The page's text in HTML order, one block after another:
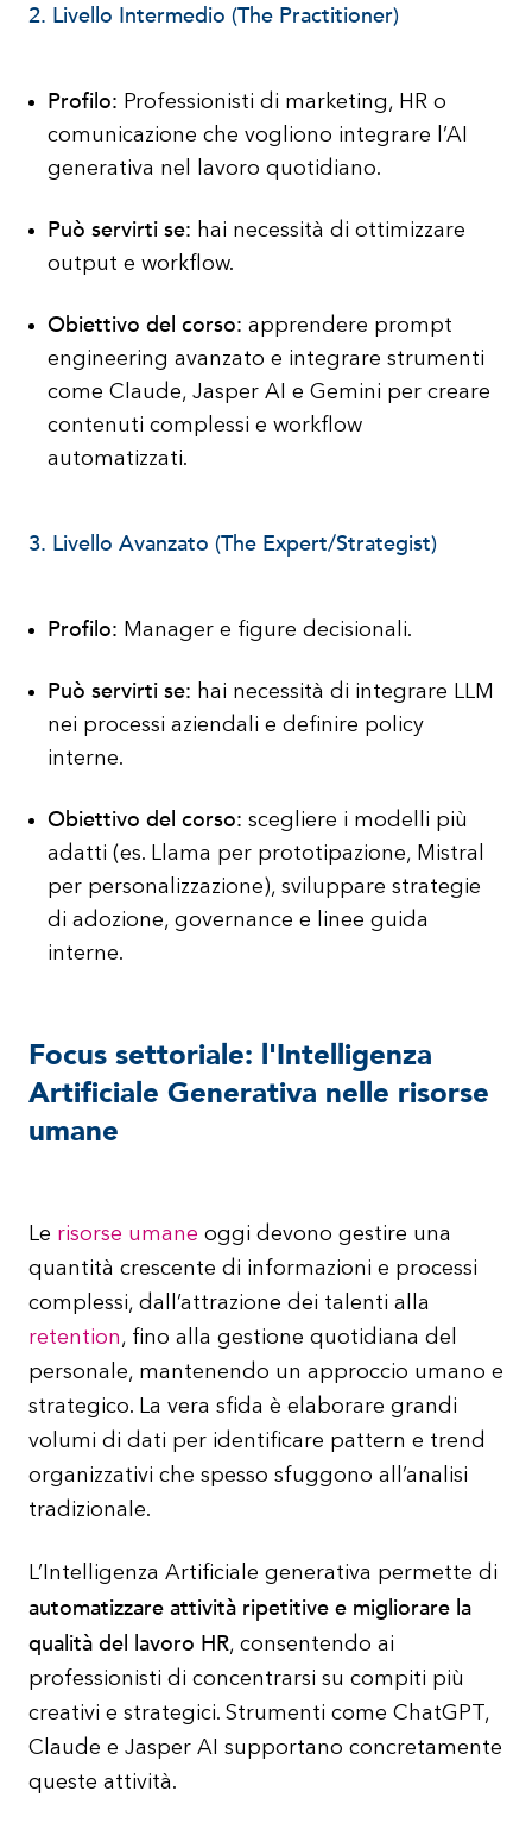
2. Livello Intermedio (The Practitioner)
Profilo: Professionisti di marketing, HR o
comunicazione che vogliono integrare l’AI
generativa nel lavoro quotidiano.
Può servirti se: hai necessità di ottimizzare
output e workflow.
Obiettivo del corso: apprendere prompt
engineering avanzato e integrare strumenti
come Claude, Jasper AI e Gemini per creare
contenuti complessi e workflow
automatizzati.
3. Livello Avanzato (The Expert/Strategist)
Profilo: Manager e figure decisionali.
Può servirti se: hai necessità di integrare LLM
nei processi aziendali e definire policy
interne.
Obiettivo del corso: scegliere i modelli più
adatti (es. Llama per prototipazione, Mistral
per personalizzazione), sviluppare strategie
di adozione, governance e linee guida
interne.
Focus settoriale: l'Intelligenza
Artificiale Generativa nelle risorse
umane
Le risorse umane oggi devono gestire una
quantità crescente di informazioni e processi
complessi, dall’attrazione dei talenti alla
retention, fino alla gestione quotidiana del
personale, mantenendo un approccio umano e
strategico. La vera sfida è elaborare grandi
volumi di dati per identificare pattern e trend
organizzativi che spesso sfuggono all’analisi
tradizionale.
L’Intelligenza Artificiale generativa permette di
automatizzare attività ripetitive e migliorare la
qualità del lavoro HR, consentendo ai
professionisti di concentrarsi su compiti più
creativi e strategici. Strumenti come ChatGPT,
Claude e Jasper AI supportano concretamente
queste attività.